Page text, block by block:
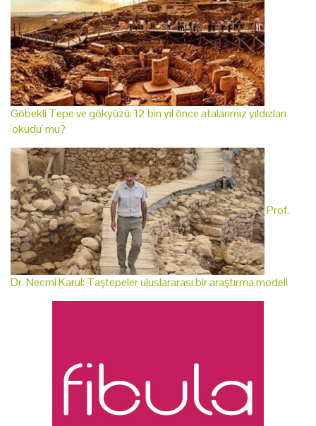
Göbekli Tepe ve gökyüzü: 12 bin yıl önce atalarımız yıldızları
'okudu' mu?
Prof.
Dr. Necmi Karul: Taştepeler uluslararası bir araştırma modeli